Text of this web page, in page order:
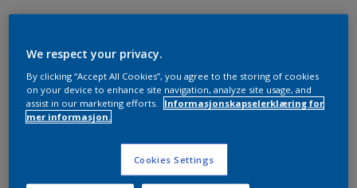
We respect your privacy.
By clicking “Accept All Cookies”, you agree to the storing of cookies
on your device to enhance site navigation, analyze site usage, and
assist in our marketing efforts.
Informasjonskapselerklæring for
mer informasjon.
Cookies Settings